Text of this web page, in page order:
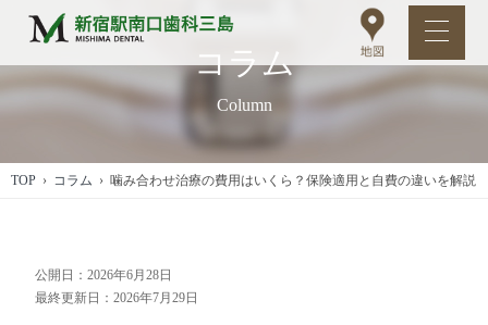
コラム
Column
TOP › コラム › 噛み合わせ治療の費用はいくら？保険適用と自費の違いを解説
公開日：2026年6月28日
最終更新日：2026年7月29日